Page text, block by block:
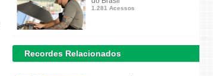
1.281 Acessos
Recordes Relacionados